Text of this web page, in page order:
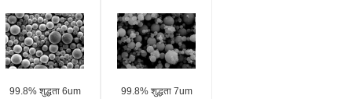
99.8% शुद्धता 6um 99.8% शुद्धता 7um